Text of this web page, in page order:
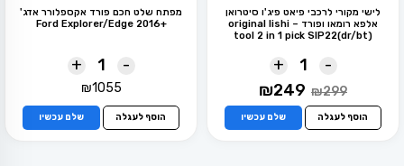
לישי מקורי לרכבי פיאט פיג'ו סיטרואן
אלפא רומאו ופורד – original lishi
tool 2 in 1 pick SIP22(dr/bt)
-
+
₪299
המחיר
₪299.
₪249
הוא:
₪249.
הוסף לעגלה שלם עכשיו
מפתח שלט חכם פורד אקספלורר אדג'
+2016 Ford Explorer/Edge
-
+
₪1055
הוסף לעגלה שלם עכשיו